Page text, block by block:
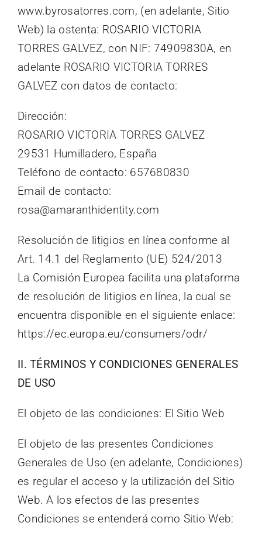
www.byrosatorres.com, (en adelante, Sitio
Web) la ostenta: ROSARIO VICTORIA
TORRES GALVEZ, con NIF: 74909830A, en
adelante ROSARIO VICTORIA TORRES
GALVEZ con datos de contacto:
Dirección:
ROSARIO VICTORIA TORRES GALVEZ
29531 Humilladero, España
Teléfono de contacto: 657680830
Email de contacto:
rosa@amaranthidentity.com
Resolución de litigios en línea conforme al
Art. 14.1 del Reglamento (UE) 524/2013
La Comisión Europea facilita una plataforma
de resolución de litigios en línea, la cual se
encuentra disponible en el siguiente enlace:
https://ec.europa.eu/consumers/odr/
II. TÉRMINOS Y CONDICIONES GENERALES
DE USO
El objeto de las condiciones: El Sitio Web
El objeto de las presentes Condiciones
Generales de Uso (en adelante, Condiciones)
es regular el acceso y la utilización del Sitio
Web. A los efectos de las presentes
Condiciones se entenderá como Sitio Web: